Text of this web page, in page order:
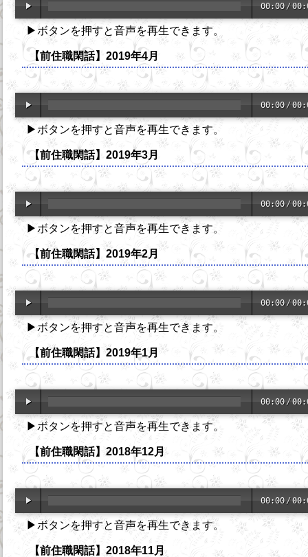
00:00 /
▶ボタンを押すと音声を再生できます。
【前住職閑話】2019年4月
00:00 /
▶ボタンを押すと音声を再生できます。
【前住職閑話】2019年3月
00:00 /
▶ボタンを押すと音声を再生できます。
【前住職閑話】2019年2月
00:00 /
▶ボタンを押すと音声を再生できます。
【前住職閑話】2019年1月
00:00 /
▶ボタンを押すと音声を再生できます。
【前住職閑話】2018年12月
00:00 /
▶ボタンを押すと音声を再生できます。
【前住職閑話】2018年11月